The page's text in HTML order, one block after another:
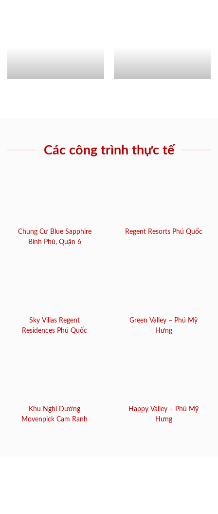
Các công trình thực tế
Chung Cư Blue Sapphire
Bình Phú, Quận 6
Regent Resorts Phú Quốc
Sky Villas Regent
Residences Phú Quốc
Green Valley – Phú Mỹ
Hưng
Khu Nghỉ Dưỡng
Movenpick Cam Ranh
Happy Valley – Phú Mỹ
Hưng